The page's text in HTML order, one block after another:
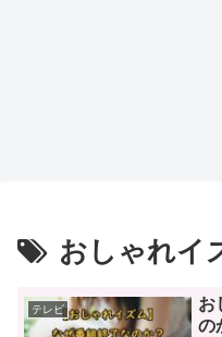
おしゃれイ
テレビ
お
の